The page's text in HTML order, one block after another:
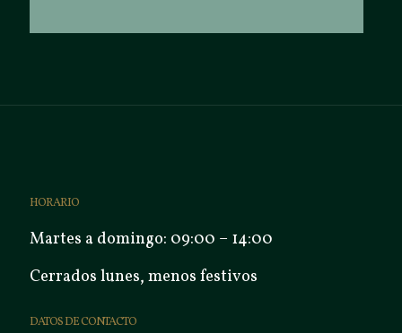
HORARIO
Martes a domingo: 09:00 – 14:00
Cerrados lunes, menos festivos
DATOS DE CONTACTO